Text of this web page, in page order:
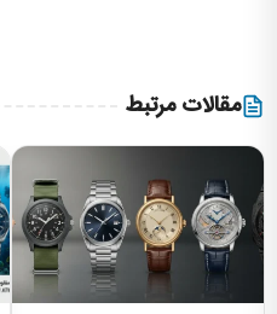
مقالات مرتبط